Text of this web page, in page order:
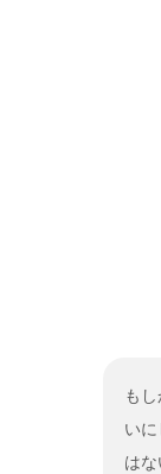
も
い
はな